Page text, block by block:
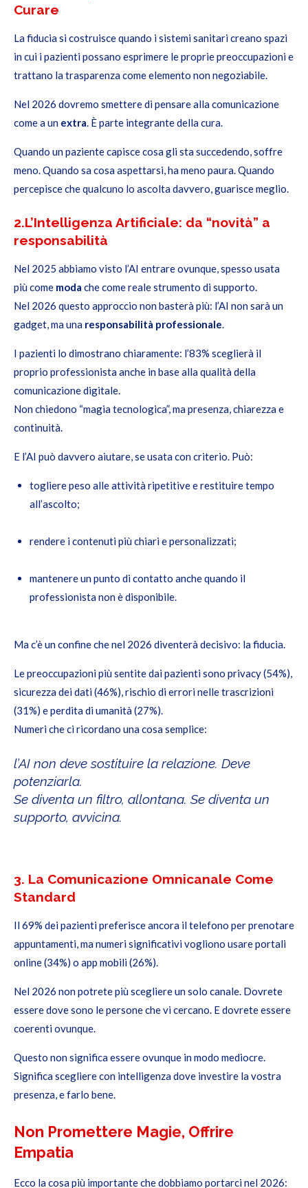
Curare
La fiducia si costruisce quando i sistemi sanitari creano spazi
in cui i pazienti possano esprimere le proprie preoccupazioni e
trattano la trasparenza come elemento non negoziabile.
Nel 2026 dovremo smettere di pensare alla comunicazione
come a un extra. È parte integrante della cura.
Quando un paziente capisce cosa gli sta succedendo, soffre
meno. Quando sa cosa aspettarsi, ha meno paura. Quando
percepisce che qualcuno lo ascolta davvero, guarisce meglio.
2.L’Intelligenza Artificiale: da “novità” a
responsabilità
Nel 2025 abbiamo visto l’AI entrare ovunque, spesso usata
più come moda che come reale strumento di supporto.
Nel 2026 questo approccio non basterà più: l’AI non sarà un
gadget, ma una responsabilità professionale.
I pazienti lo dimostrano chiaramente: l’83% sceglierà il
proprio professionista anche in base alla qualità della
comunicazione digitale.
Non chiedono “magia tecnologica”, ma presenza, chiarezza e
continuità.
E l’AI può davvero aiutare, se usata con criterio. Può:
togliere peso alle attività ripetitive e restituire tempo
all’ascolto;
rendere i contenuti più chiari e personalizzati;
mantenere un punto di contatto anche quando il
professionista non è disponibile.
Ma c’è un confine che nel 2026 diventerà decisivo: la fiducia.
Le preoccupazioni più sentite dai pazienti sono privacy (54%),
sicurezza dei dati (46%), rischio di errori nelle trascrizioni
(31%) e perdita di umanità (27%).
Numeri che ci ricordano una cosa semplice:
l’AI non deve sostituire la relazione. Deve
potenziarla.
Se diventa un filtro, allontana. Se diventa un
supporto, avvicina.
3. La Comunicazione Omnicanale Come
Standard
Il 69% dei pazienti preferisce ancora il telefono per prenotare
appuntamenti, ma numeri significativi vogliono usare portali
online (34%) o app mobili (26%).
Nel 2026 non potrete più scegliere un solo canale. Dovrete
essere dove sono le persone che vi cercano. E dovrete essere
coerenti ovunque.
Questo non significa essere ovunque in modo mediocre.
Significa scegliere con intelligenza dove investire la vostra
presenza, e farlo bene.
Non Promettere Magie, Offrire
Empatia
Ecco la cosa più importante che dobbiamo portarci nel 2026: